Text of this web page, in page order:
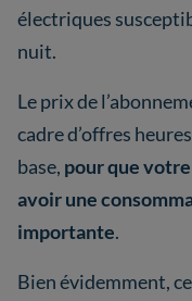
électriques
nuit.
Le prix de
cadre d’offres
base, pour que
avoir une
importante.
Bien évidemment,